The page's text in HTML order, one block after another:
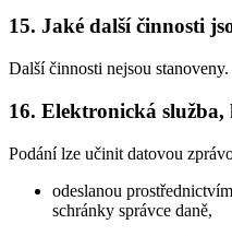
15. Jaké další činnosti
Další činnosti nejsou stanoveny.
16. Elektronická
Podání lze učinit datovou
odeslanou
schránky správce daně,